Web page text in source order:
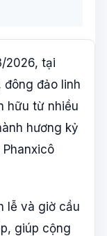
2026, tại
đông đảo linh
hữu từ nhiều
hương kỷ
lễ và giờ cầu
giúp cộng